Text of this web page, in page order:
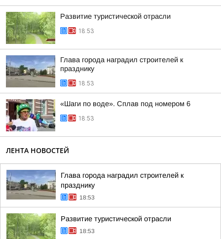
Развитие туристической отрасли
18:53
Глава города наградил строителей к
празднику
18:53
«Шаги по воде». Сплав под номером 6
18:53
ЛЕНТА НОВОСТЕЙ
Глава города наградил строителей к
празднику
18:53
Развитие туристической отрасли
18:53